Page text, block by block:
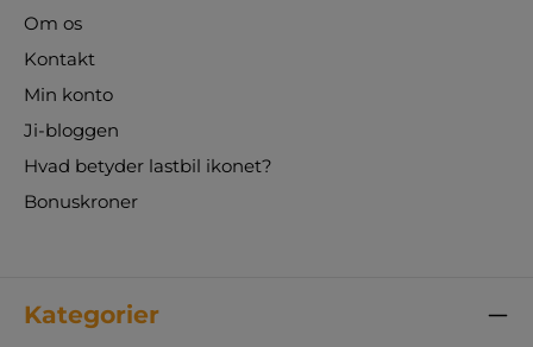
Om os
Kontakt
Min konto
Ji-bloggen
Hvad betyder lastbil ikonet?
Bonuskroner
Kategorier